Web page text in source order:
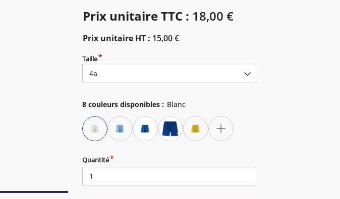
Prix unitaire TTC : 18,00 €
Prix unitaire HT : 15,00 €
Taille
8 couleurs disponibles:
Quantité